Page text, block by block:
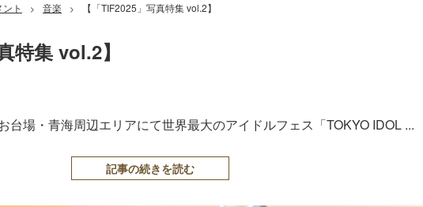
ト > 音楽 > 【「TIF2025」写真特集 vol.2】
特集 vol.2】
台場・青海周辺エリアにて世界最大のアイドルフェス「TOKYO IDOL ...
記事の続きを読む